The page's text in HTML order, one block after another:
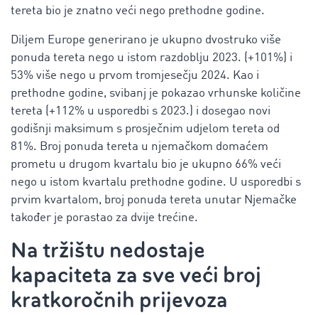
tereta bio je znatno veći nego prethodne godine.
Diljem Europe generirano je ukupno dvostruko više
ponuda tereta nego u istom razdoblju 2023. (+101%) i
53% više nego u prvom tromjesečju 2024. Kao i
prethodne godine, svibanj je pokazao vrhunske količine
tereta (+112% u usporedbi s 2023.) i dosegao novi
godišnji maksimum s prosječnim udjelom tereta od
81%. Broj ponuda tereta u njemačkom domaćem
prometu u drugom kvartalu bio je ukupno 66% veći
nego u istom kvartalu prethodne godine. U usporedbi s
prvim kvartalom, broj ponuda tereta unutar Njemačke
također je porastao za dvije trećine.
Na tržištu nedostaje
kapaciteta za sve veći broj
kratkoročnih prijevoza